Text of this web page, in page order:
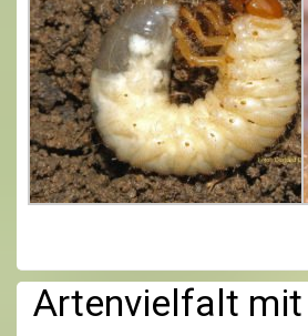
Artenvielfalt mit